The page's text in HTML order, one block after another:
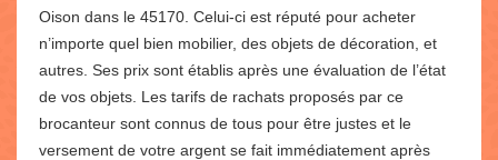
Oison dans le 45170. Celui-ci est réputé pour acheter
n’importe quel bien mobilier, des objets de décoration, et
autres. Ses prix sont établis après une évaluation de l’état
de vos objets. Les tarifs de rachats proposés par ce
brocanteur sont connus de tous pour être justes et le
versement de votre argent se fait immédiatement après